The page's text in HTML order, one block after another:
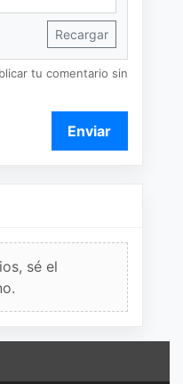
Recargar
tu comentario sin
Enviar
sé el